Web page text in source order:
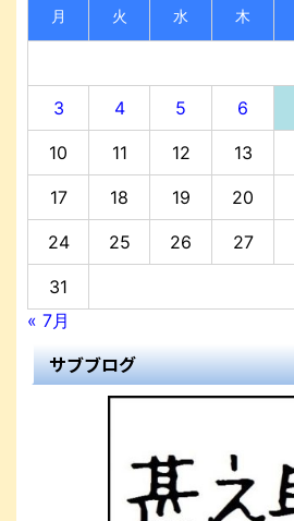
月 火 水 木
3 4 5 6
10 11 12 13
17 18 19 20
24 25 26 27
31
« 7月
サブブログ